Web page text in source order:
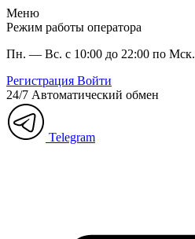
Меню
Режим работы оператора
Пн. — Вс. с 10:00 до 22:00 по Мск.
Регистрация Войти
24/7 Автоматический обмен
Telegram